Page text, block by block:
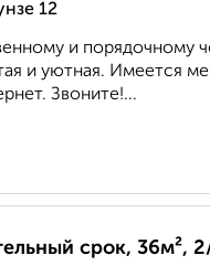
12
и порядочному
и уютная. Имеется
Звоните!...
срок, 36м²,